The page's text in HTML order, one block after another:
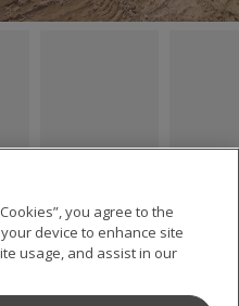
you agree to the
device to enhance site
usage, and assist in our